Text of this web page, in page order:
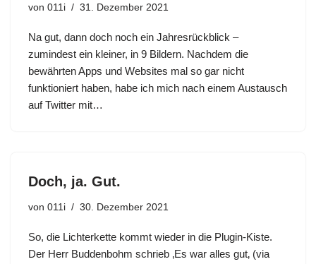
von 011i 31. Dezember 2021
Na gut, dann doch noch ein Jahresrückblick –
zumindest ein kleiner, in 9 Bildern. Nachdem die
bewährten Apps und Websites mal so gar nicht
funktioniert haben, habe ich mich nach einem Austausch
auf Twitter mit…
Doch, ja. Gut.
von 011i 30. Dezember 2021
So, die Lichterkette kommt wieder in die Plugin-Kiste.
Der Herr Buddenbohm schrieb ‚Es war alles gut‚ (via